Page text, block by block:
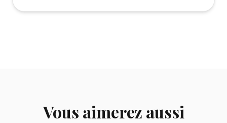
Vous aimerez aussi